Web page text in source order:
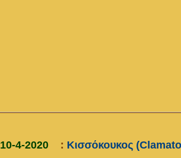
10-4-2020 : Κισσόκουκος